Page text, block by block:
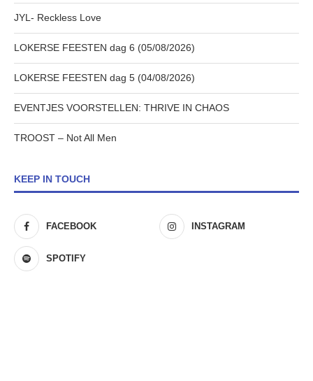
JYL- Reckless Love
LOKERSE FEESTEN dag 6 (05/08/2026)
LOKERSE FEESTEN dag 5 (04/08/2026)
EVENTJES VOORSTELLEN: THRIVE IN CHAOS
TROOST – Not All Men
KEEP IN TOUCH
FACEBOOK INSTAGRAM
SPOTIFY